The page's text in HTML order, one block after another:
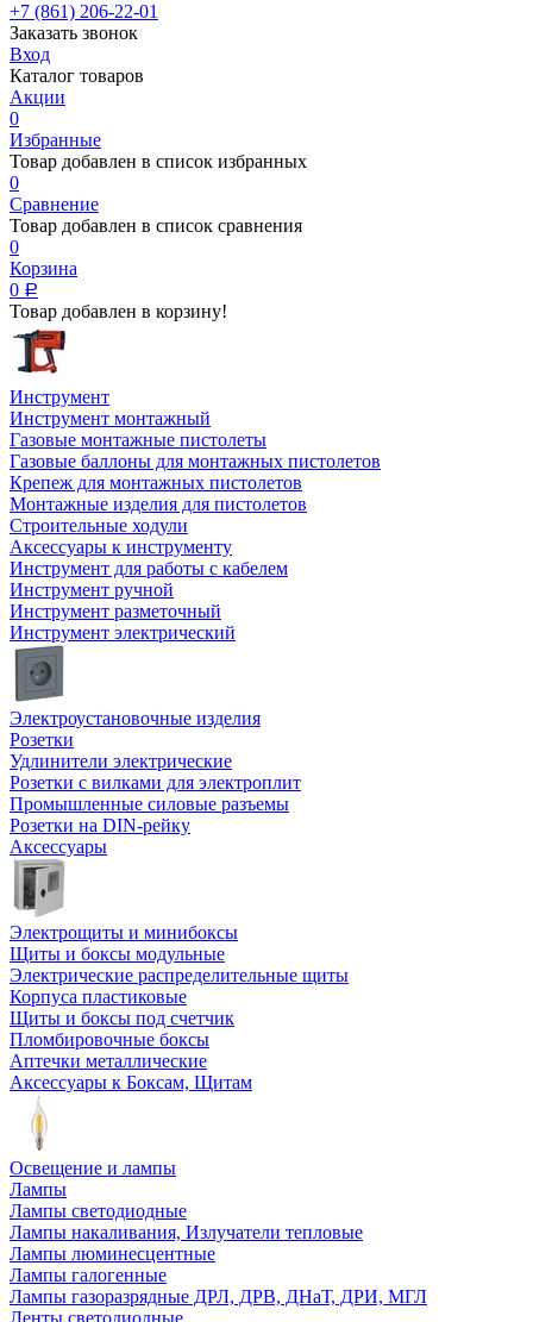
+7 (861) 206-22-01
Заказать звонок
Вход
Каталог товаров
Акции
0
Избранные
Товар добавлен в список избранных
0
Сравнение
Товар добавлен в список сравнения
0
Корзина
0 Р
Товар добавлен в корзину!
Инструмент
Инструмент монтажный
Газовые монтажные пистолеты
Газовые баллоны для монтажных пистолетов
Крепеж для монтажных пистолетов
Монтажные изделия для пистолетов
Строительные ходули
Аксессуары к инструменту
Инструмент для работы с кабелем
Инструмент ручной
Инструмент разметочный
Инструмент электрический
Электроустановочные изделия
Розетки
Удлинители электрические
Розетки с вилками для электроплит
Промышленные силовые разъемы
Розетки на DIN-рейку
Аксессуары
Электрощиты и минибоксы
Щиты и боксы модульные
Электрические распределительные щиты
Корпуса пластиковые
Щиты и боксы под счетчик
Пломбировочные боксы
Аптечки металлические
Аксессуары к Боксам, Щитам
Освещение и лампы
Лампы
Лампы светодиодные
Лампы накаливания, Излучатели тепловые
Лампы люминесцентные
Лампы галогенные
Лампы газоразрядные ДРЛ, ДРВ, ДНаТ, ДРИ, МГЛ
Ленты светодиодные